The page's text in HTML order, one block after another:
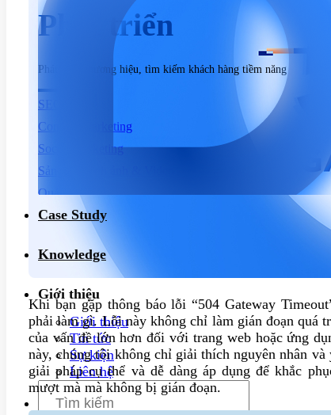
Phát triển
Phát triển thương hiệu, tìm kiếm khách hàng tiềm năng
SEO
Content Marketing
Social Marketing
Sản xuất hình ảnh & Video
Quảng cáo trả phí
Dịch vụ chăm sóc website
Case Study
Knowledge
Giới thiệu
Giới thiệu
Tin tức
Sự kiện
Liên hệ
Khi bạn gặp thông báo lỗi “504 Gateway
phải làm gì. Lỗi này không chỉ làm gián đoạn quá
của vấn đề lớn hơn đối với trang web hoặc ứng
này, chúng tôi không chỉ giải thích nguyên nhân
giải pháp cụ thể và dễ dàng áp dụng để khắc
mượt mà mà không bị gián đoạn.